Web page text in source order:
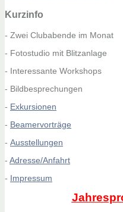
Kurzinfo
- Zwei Clubabende im Monat
- Fotostudio mit Blitzanlage
- Interessante Workshops
- Bildbesprechungen
- Exkursionen
- Beamervorträge
- Ausstellungen
- Adresse/Anfahrt
- Impressum